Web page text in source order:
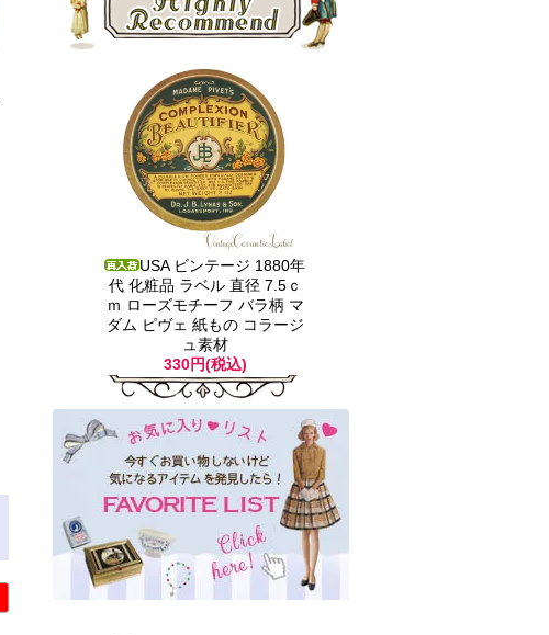
USA ビンテージ 1880年
代 化粧品 ラベル 直径 7.5ｃ
ｍ ローズモチーフ バラ柄 マ
ダム ピヴェ 紙もの コラージ
ュ素材
330円(税込)